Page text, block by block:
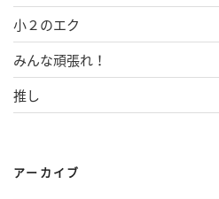
小２のエク
みんな頑張れ！
推し
アーカイブ